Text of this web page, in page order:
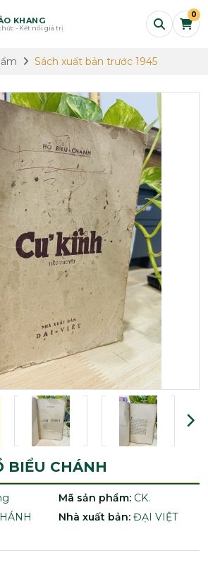
KHANG
- Kết nối giá trị
0
Sách xuất bản trước 1945
BIỂU CHÁNH
Mã sản phẩm: CK.
Nhà xuất bản: ĐẠI VIỆT